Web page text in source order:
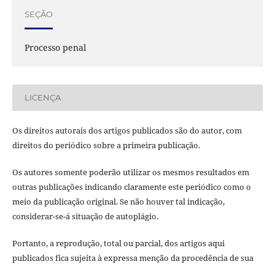
SEÇÃO
Processo penal
LICENÇA
Os direitos autorais dos artigos publicados são do autor, com
direitos do periódico sobre a primeira publicação.
Os autores somente poderão utilizar os mesmos resultados em
outras publicações indicando claramente este periódico como o
meio da publicação original. Se não houver tal indicação,
considerar-se-á situação de autoplágio.
Portanto, a reprodução, total ou parcial, dos artigos aqui
publicados fica sujeita à expressa menção da procedência de sua